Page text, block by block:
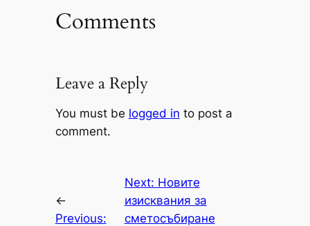
Comments
Leave a Reply
You must be logged in to post a
comment.
←
Previous:
Next: Новите
изисквания за
сметосъбиране